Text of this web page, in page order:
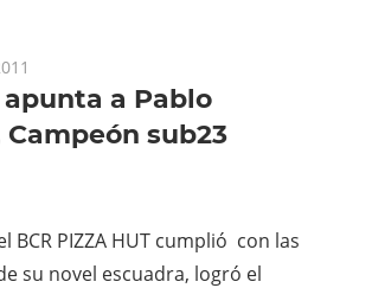
a Pablo
sub23
BCR PIZZA HUT cumplió con las
su novel escuadra, logró el